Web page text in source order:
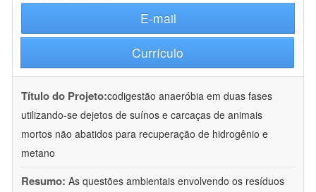
E-mail
Currículo
Título do Projeto:codigestão anaeróbia em duas fases
utilizando-se dejetos de suínos e carcaças de animais
mortos não abatidos para recuperação de hidrogênio e
metano
Resumo: As questões ambientais envolvendo os resíduos